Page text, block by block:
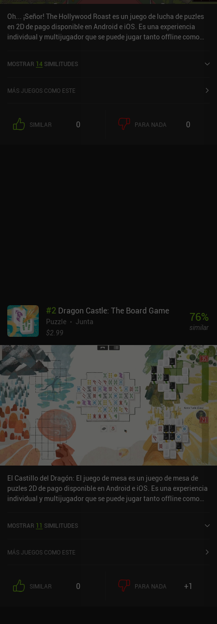
Oh... ¡Señor! The Hollywood Roast es un juego de lucha de puzles
en 2D de pago disponible en Android e iOS. Es una experiencia
individual y multijugador que se puede jugar tanto offline como
Google Play y de 4,4 sobre 5,0 en la App Store de iOS.
MOSTRAR 14 SIMILITUDES
MÁS JUEGOS COMO ESTE
SIMILAR 0 PARA NADA 0
#2 Dragon Castle: The Board Game
Puzzle
Junta
$2.99
76%
similar
El Castillo del Dragón: El juego de mesa es un juego de mesa de
puzles 2D de pago disponible en Android e iOS. Es una experiencia
individual y multijugador que se puede jugar tanto offline como
sobre 5,0 en Google Play y de 4,3 sobre 5,0 en la App Store de iOS.
MOSTRAR 11 SIMILITUDES
MÁS JUEGOS COMO ESTE
SIMILAR 0 PARA NADA +1